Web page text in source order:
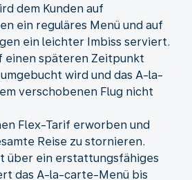
dem Kunden auf
ein reguläres Menü und auf
ein leichter Imbiss serviert.
einen späteren Zeitpunkt
wird und das A-la-
verschobenen Flug nicht
Flex-Tarif erworben und
Reise zu stornieren.
über ein erstattungsfähiges
das A-la-carte-Menü bis